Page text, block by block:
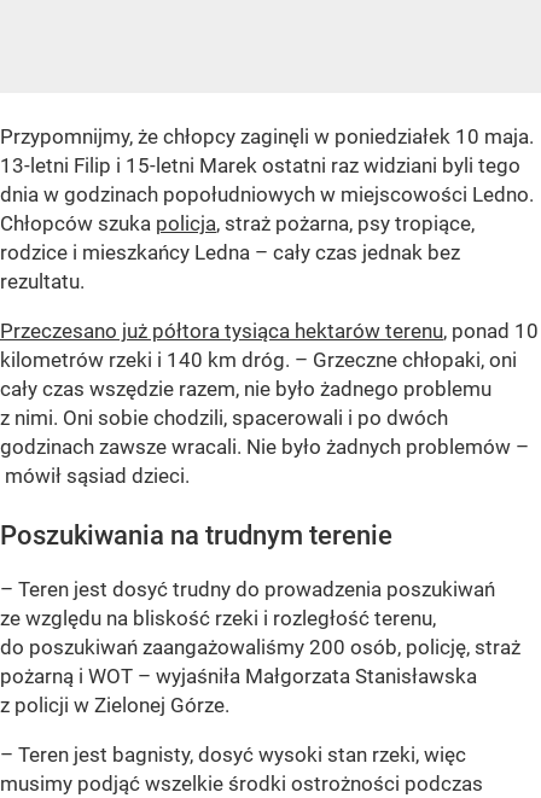
Przypomnijmy, że chłopcy zaginęli w poniedziałek 10 maja.
13-letni Filip i 15-letni Marek ostatni raz widziani byli tego
dnia w godzinach popołudniowych w miejscowości Ledno.
Chłopców szuka policja, straż pożarna, psy tropiące,
rodzice i mieszkańcy Ledna – cały czas jednak bez
rezultatu.
Przeczesano już półtora tysiąca hektarów terenu, ponad 10
kilometrów rzeki i 140 km dróg. – Grzeczne chłopaki, oni
cały czas wszędzie razem, nie było żadnego problemu
z nimi. Oni sobie chodzili, spacerowali i po dwóch
godzinach zawsze wracali. Nie było żadnych problemów –
mówił sąsiad dzieci.
Poszukiwania na trudnym terenie
– Teren jest dosyć trudny do prowadzenia poszukiwań
ze względu na bliskość rzeki i rozległość terenu,
do poszukiwań zaangażowaliśmy 200 osób, policję, straż
pożarną i WOT – wyjaśniła Małgorzata Stanisławska
z policji w Zielonej Górze.
– Teren jest bagnisty, dosyć wysoki stan rzeki, więc
musimy podjąć wszelkie środki ostrożności podczas